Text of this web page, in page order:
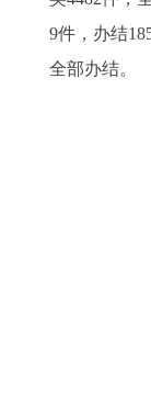
9件，办结
全部办结。